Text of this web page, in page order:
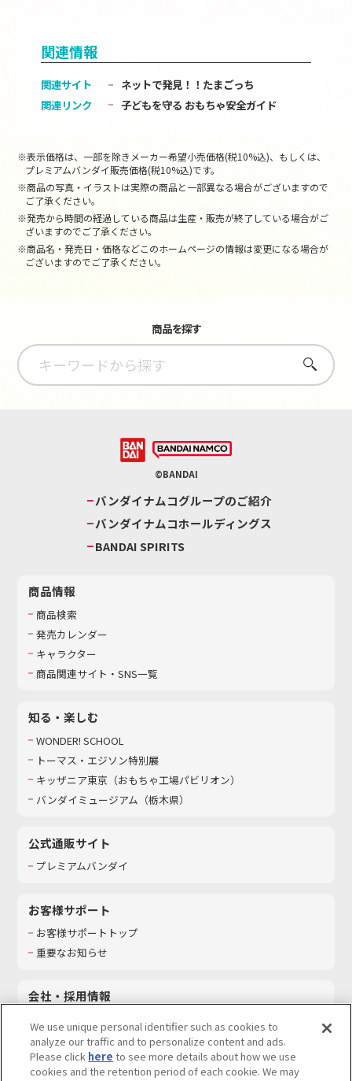
関連情報
関連サイト
ネットで発見！！たまごっち
関連リンク
子どもを守る おもちゃ安全ガイド
※表示価格は、一部を除きメーカー希望小売価格(税10%込)、もしくは、
プレミアムバンダイ販売価格(税10%込)です。
※商品の写真・イラストは実際の商品と一部異なる場合がございますので
ご了承ください。
※発売から時間の経過している商品は生産・販売が終了している場合がご
ざいますのでご了承ください。
※商品名・発売日・価格などこのホームページの情報は変更になる場合が
ございますのでご了承ください。
商品を探す
さがす
©BANDAI
バンダイナムコグループのご紹介
バンダイナムコホールディングス
BANDAI SPIRITS
商品情報
商品検索
発売カレンダー
キャラクター
商品関連サイト・SNS一覧
知る・楽しむ
WONDER! SCHOOL
トーマス・エジソン特別展
キッザニア東京（おもちゃ工場パビリオン）​
バンダイミュージアム（栃木県）
公式通販サイト
プレミアムバンダイ
お客様サポート
お客様サポートトップ
重要なお知らせ
会社・採用情報
採用情報
サステナビリティ
We use unique personal identifier such as cookies to
analyze our traffic and to personalize content and ads.
Please click here to see more details about how we use
cookies and the retention period of each cookie. We may